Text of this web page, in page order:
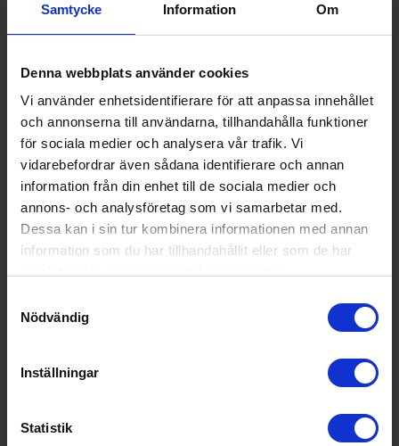
Samtycke Information Om
Denna webbplats använder cookies
Vi använder enhetsidentifierare för att anpassa innehållet
och annonserna till användarna, tillhandahålla funktioner
för sociala medier och analysera vår trafik. Vi
vidarebefordrar även sådana identifierare och annan
information från din enhet till de sociala medier och
annons- och analysföretag som vi samarbetar med.
Dessa kan i sin tur kombinera informationen med annan
information som du har tillhandahållit eller som de har
Nödvändig
Inställningar
Statistik
ångugn
AegBEB352010M SteamBake Multilevel Cooking Antifingerprint
A
PRODUKTBLAD
Rengöring i ugn: Ångrengöring
Stektermometer (Ja/Nej): Ja
11 195:-